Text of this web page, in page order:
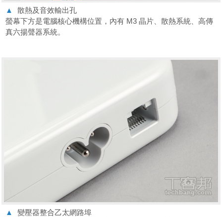
▲
散熱及音效輸出孔
螢幕下方是電腦核心機構位置，內有 M3 晶片、散熱系統、高傳
真六揚聲器系統。
▲
變壓器整合乙太網路埠